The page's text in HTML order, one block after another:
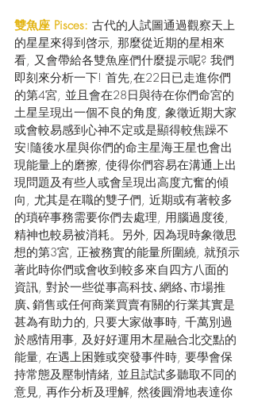
雙魚座 Pisces: 古代的人試圖通過觀察天上
的星星來得到啓示, 那麼從近期的星相來
看, 又會帶給各雙魚座們什麼提示呢? 我們
即刻來分析一下! 首先,在22日已走進你們
的第4宮, 並且會在28日與待在你們命宮的
土星呈現出一個不良的角度, 象徵近期大家
或會較易感到心神不定或是顯得較焦躁不
安!隨後水星與你們的命主星海王星也會出
現能量上的磨擦, 使得你們容易在溝通上出
現問題及有些人或會呈現出高度亢奮的傾
向, 尤其是在職的雙子們, 近期或有著較多
的瑣碎事務需要你們去處理, 用腦過度後,
精神也較易被消耗。另外, 因為現時象徵思
想的第3宮, 正被務實的能量所圍繞, 就預示
著此時你們或會收到較多來自四方八面的
資訊, 對於一些從事高科技､網絡､市場推
廣､銷售或任何商業買賣有關的行業其實是
甚為有助力的, 只要大家做事時, 千萬別過
於感情用事, 及好好運用木星融合北交點的
能量, 在遇上困難或突發事件時, 要學會保
持常態及壓制情緒, 並且試試多聽取不同的
意見, 再作分析及理解, 然後圓滑地表達你